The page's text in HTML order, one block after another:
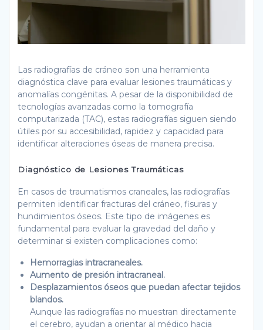
Las radiografías de cráneo son una herramienta
diagnóstica clave para evaluar lesiones traumáticas y
anomalías congénitas. A pesar de la disponibilidad de
tecnologías avanzadas como la tomografía
computarizada (TAC), estas radiografías siguen siendo
útiles por su accesibilidad, rapidez y capacidad para
identificar alteraciones óseas de manera precisa.
Diagnóstico de Lesiones Traumáticas
En casos de traumatismos craneales, las radiografías
permiten identificar fracturas del cráneo, fisuras y
hundimientos óseos. Este tipo de imágenes es
fundamental para evaluar la gravedad del daño y
determinar si existen complicaciones como:
Hemorragias intracraneales.
Aumento de presión intracraneal.
Desplazamientos óseos que puedan afectar tejidos
blandos.
Aunque las radiografías no muestran directamente
el cerebro, ayudan a orientar al médico hacia